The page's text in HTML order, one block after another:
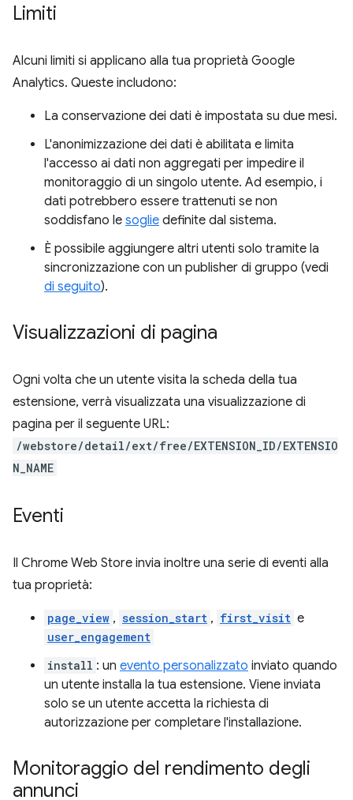
Limiti
Alcuni limiti si applicano alla tua proprietà Google
Analytics. Queste includono:
La conservazione dei dati è impostata su due mesi.
L'anonimizzazione dei dati è abilitata e limita
l'accesso ai dati non aggregati per impedire il
monitoraggio di un singolo utente. Ad esempio, i
dati potrebbero essere trattenuti se non
soddisfano le soglie definite dal sistema.
È possibile aggiungere altri utenti solo tramite la
sincronizzazione con un publisher di gruppo (vedi
di seguito).
Visualizzazioni di pagina
Ogni volta che un utente visita la scheda della tua
estensione, verrà visualizzata una visualizzazione di
pagina per il seguente URL:
/webstore/detail/ext/free/EXTENSION_ID/EXTENSIO
N_NAME
Eventi
Il Chrome Web Store invia inoltre una serie di eventi alla
tua proprietà:
page_view , session_start , first_visit e
user_engagement
install : un evento personalizzato inviato quando
un utente installa la tua estensione. Viene inviata
solo se un utente accetta la richiesta di
autorizzazione per completare l'installazione.
Monitoraggio del rendimento degli
annunci